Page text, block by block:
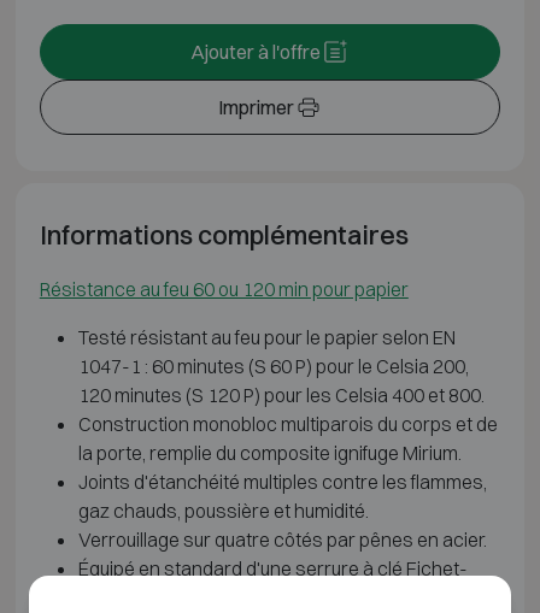
Imprimer
Ajouter à l'offre
Informations complémentaires
Résistance au feu 60 ou 120 min pour papier
Testé résistant au feu pour le papier selon EN
1047-1 : 60 minutes (S 60 P) pour le Celsia 200,
120 minutes (S 120 P) pour les Celsia 400 et 800.
Construction monobloc multiparois du corps et de
la porte, remplie du composite ignifuge Mirium.
Joints d'étanchéité multiples contre les flammes,
gaz chauds, poussière et humidité.
Verrouillage sur quatre côtés par pênes en acier.
Équipé en standard d'une serrure à clé Fichet-